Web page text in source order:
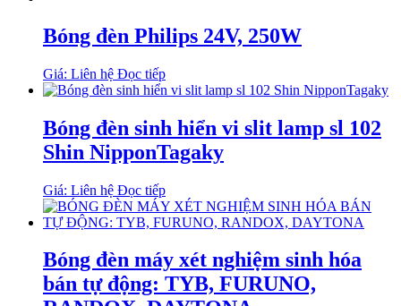
Bóng đèn Philips 24V, 250W
Giá: Liên hệ Đọc tiếp
Bóng đèn sinh hiển vi slit lamp sl 102
Shin NipponTagaky
Giá: Liên hệ Đọc tiếp
Bóng đèn máy xét nghiệm sinh hóa
bán tự động: TYB, FURUNO,